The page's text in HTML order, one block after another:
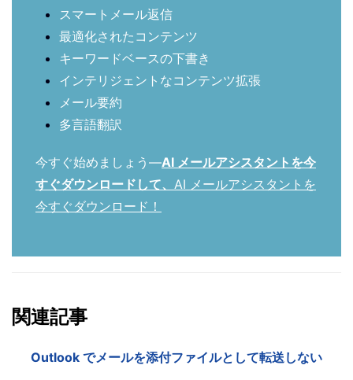
スマートメール返信
最適化されたコンテンツ
キーワードベースの下書き
インテリジェントなコンテンツ拡張
メール要約
多言語翻訳
今すぐ始めましょう—AI メールアシスタントを今
すぐダウンロードして、 AI メールアシスタントを
今すぐダウンロード！
関連記事
Outlook でメールを添付ファイルとして転送しない